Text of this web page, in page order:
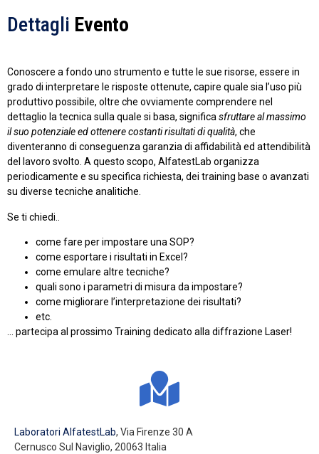
Dettagli Evento
Conoscere a fondo uno strumento e tutte le sue risorse, essere in
grado di interpretare le risposte ottenute, capire quale sia l’uso più
produttivo possibile, oltre che ovviamente comprendere nel
dettaglio la tecnica sulla quale si basa, significasfruttare al massimo
il suo potenziale ed ottenere costanti risultati di qualità, che
diventeranno di conseguenza garanzia di affidabilità ed attendibilità
del lavoro svolto. A questo scopo, AlfatestLab organizza
periodicamente e su specifica richiesta, dei training base o avanzati
su diverse tecniche analitiche.
Se ti chiedi..
come fare per impostare una SOP?
come esportare i risultati in Excel?
come emulare altre tecniche?
quali sono i parametri di misura da impostare?
come migliorare l’interpretazione dei risultati?
etc.
… partecipa al prossimo Training dedicato alla diffrazione Laser!
Laboratori AlfatestLab, Via Firenze 30 A
Cernusco Sul Naviglio, 20063 Italia